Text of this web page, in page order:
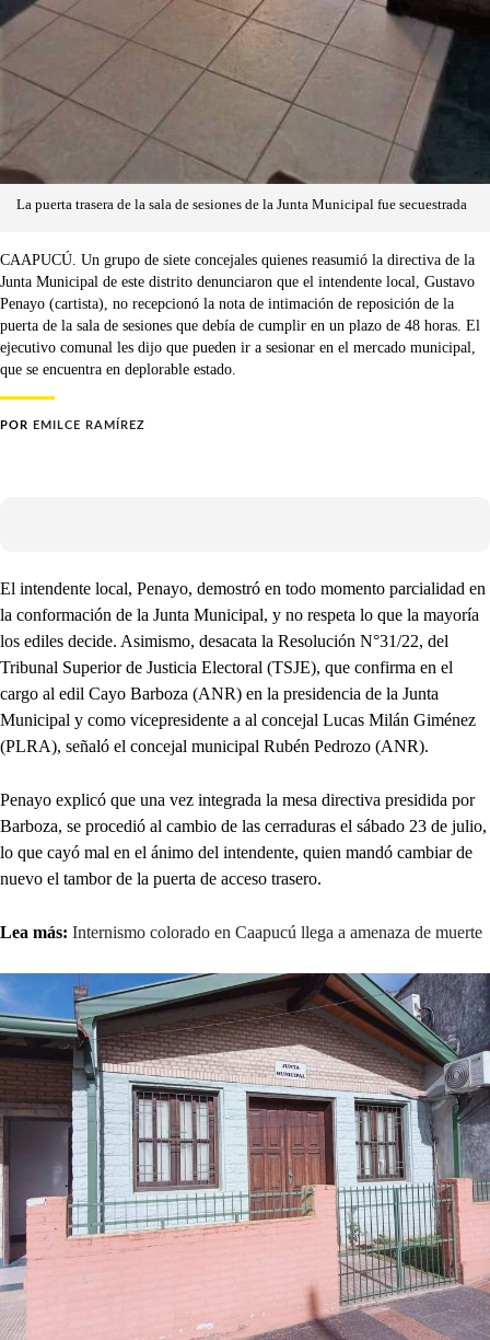
La puerta trasera de la sala de sesiones de la Junta Municipal fue secuestrada
CAAPUCÚ. Un grupo de siete concejales quienes reasumió la directiva de la
Junta Municipal de este distrito denunciaron que el intendente local, Gustavo
Penayo (cartista), no recepcionó la nota de intimación de reposición de la
puerta de la sala de sesiones que debía de cumplir en un plazo de 48 horas. El
ejecutivo comunal les dijo que pueden ir a sesionar en el mercado municipal,
que se encuentra en deplorable estado.
POR EMILCE RAMÍREZ
El intendente local, Penayo, demostró en todo momento parcialidad en
la conformación de la Junta Municipal, y no respeta lo que la mayoría
los ediles decide. Asimismo, desacata la Resolución N°31/22, del
Tribunal Superior de Justicia Electoral (TSJE), que confirma en el
cargo al edil Cayo Barboza (ANR) en la presidencia de la Junta
Municipal y como vicepresidente a al concejal Lucas Milán Giménez
(PLRA), señaló el concejal municipal Rubén Pedrozo (ANR).
Penayo explicó que una vez integrada la mesa directiva presidida por
Barboza, se procedió al cambio de las cerraduras el sábado 23 de julio,
lo que cayó mal en el ánimo del intendente, quien mandó cambiar de
nuevo el tambor de la puerta de acceso trasero.
Lea más: Internismo colorado en Caapucú llega a amenaza de muerte